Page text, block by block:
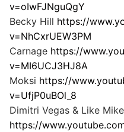
v=oIwFJNguQgY
Becky Hill https://
v=NhCxrUEW3PM
Carnage https://
v=MI6UCJ3HJ8A
Moksi https://
v=UfjP0uBOl_8
Dimitri Vegas & Like Mike
https://